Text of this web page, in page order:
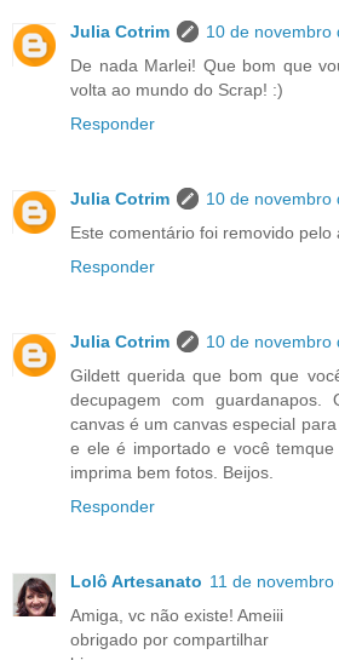
Julia Cotrim
10 de novembro
De nada Marlei! Que bom que
volta ao mundo do Scrap! :)
Responder
Julia Cotrim
10 de novembro
Este comentário foi removido pelo
Responder
Julia Cotrim
10 de novembro
Gildett querida que bom que
decupagem com guardanapos.
canvas é um canvas especial
e ele é importado e você
imprima bem fotos. Beijos.
Responder
Lolô Artesanato 11 de
Amiga, vc não existe! Ameiii
obrigado por compartilhar